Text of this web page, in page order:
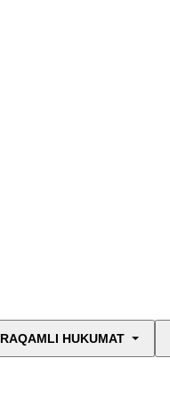
RAQAMLI HUKUMAT